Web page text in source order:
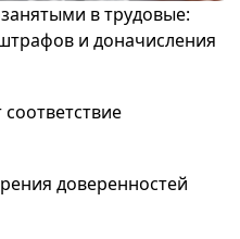
в трудовые:
и доначисления
доверенностей